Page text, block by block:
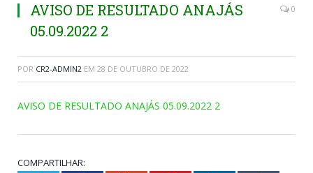
AVISO DE RESULTADO ANAJÁS
05.09.2022 2
0
POR CR2-ADMIN2 EM 28 DE OUTUBRO DE 2022
AVISO DE RESULTADO ANAJÁS 05.09.2022 2
COMPARTILHAR: